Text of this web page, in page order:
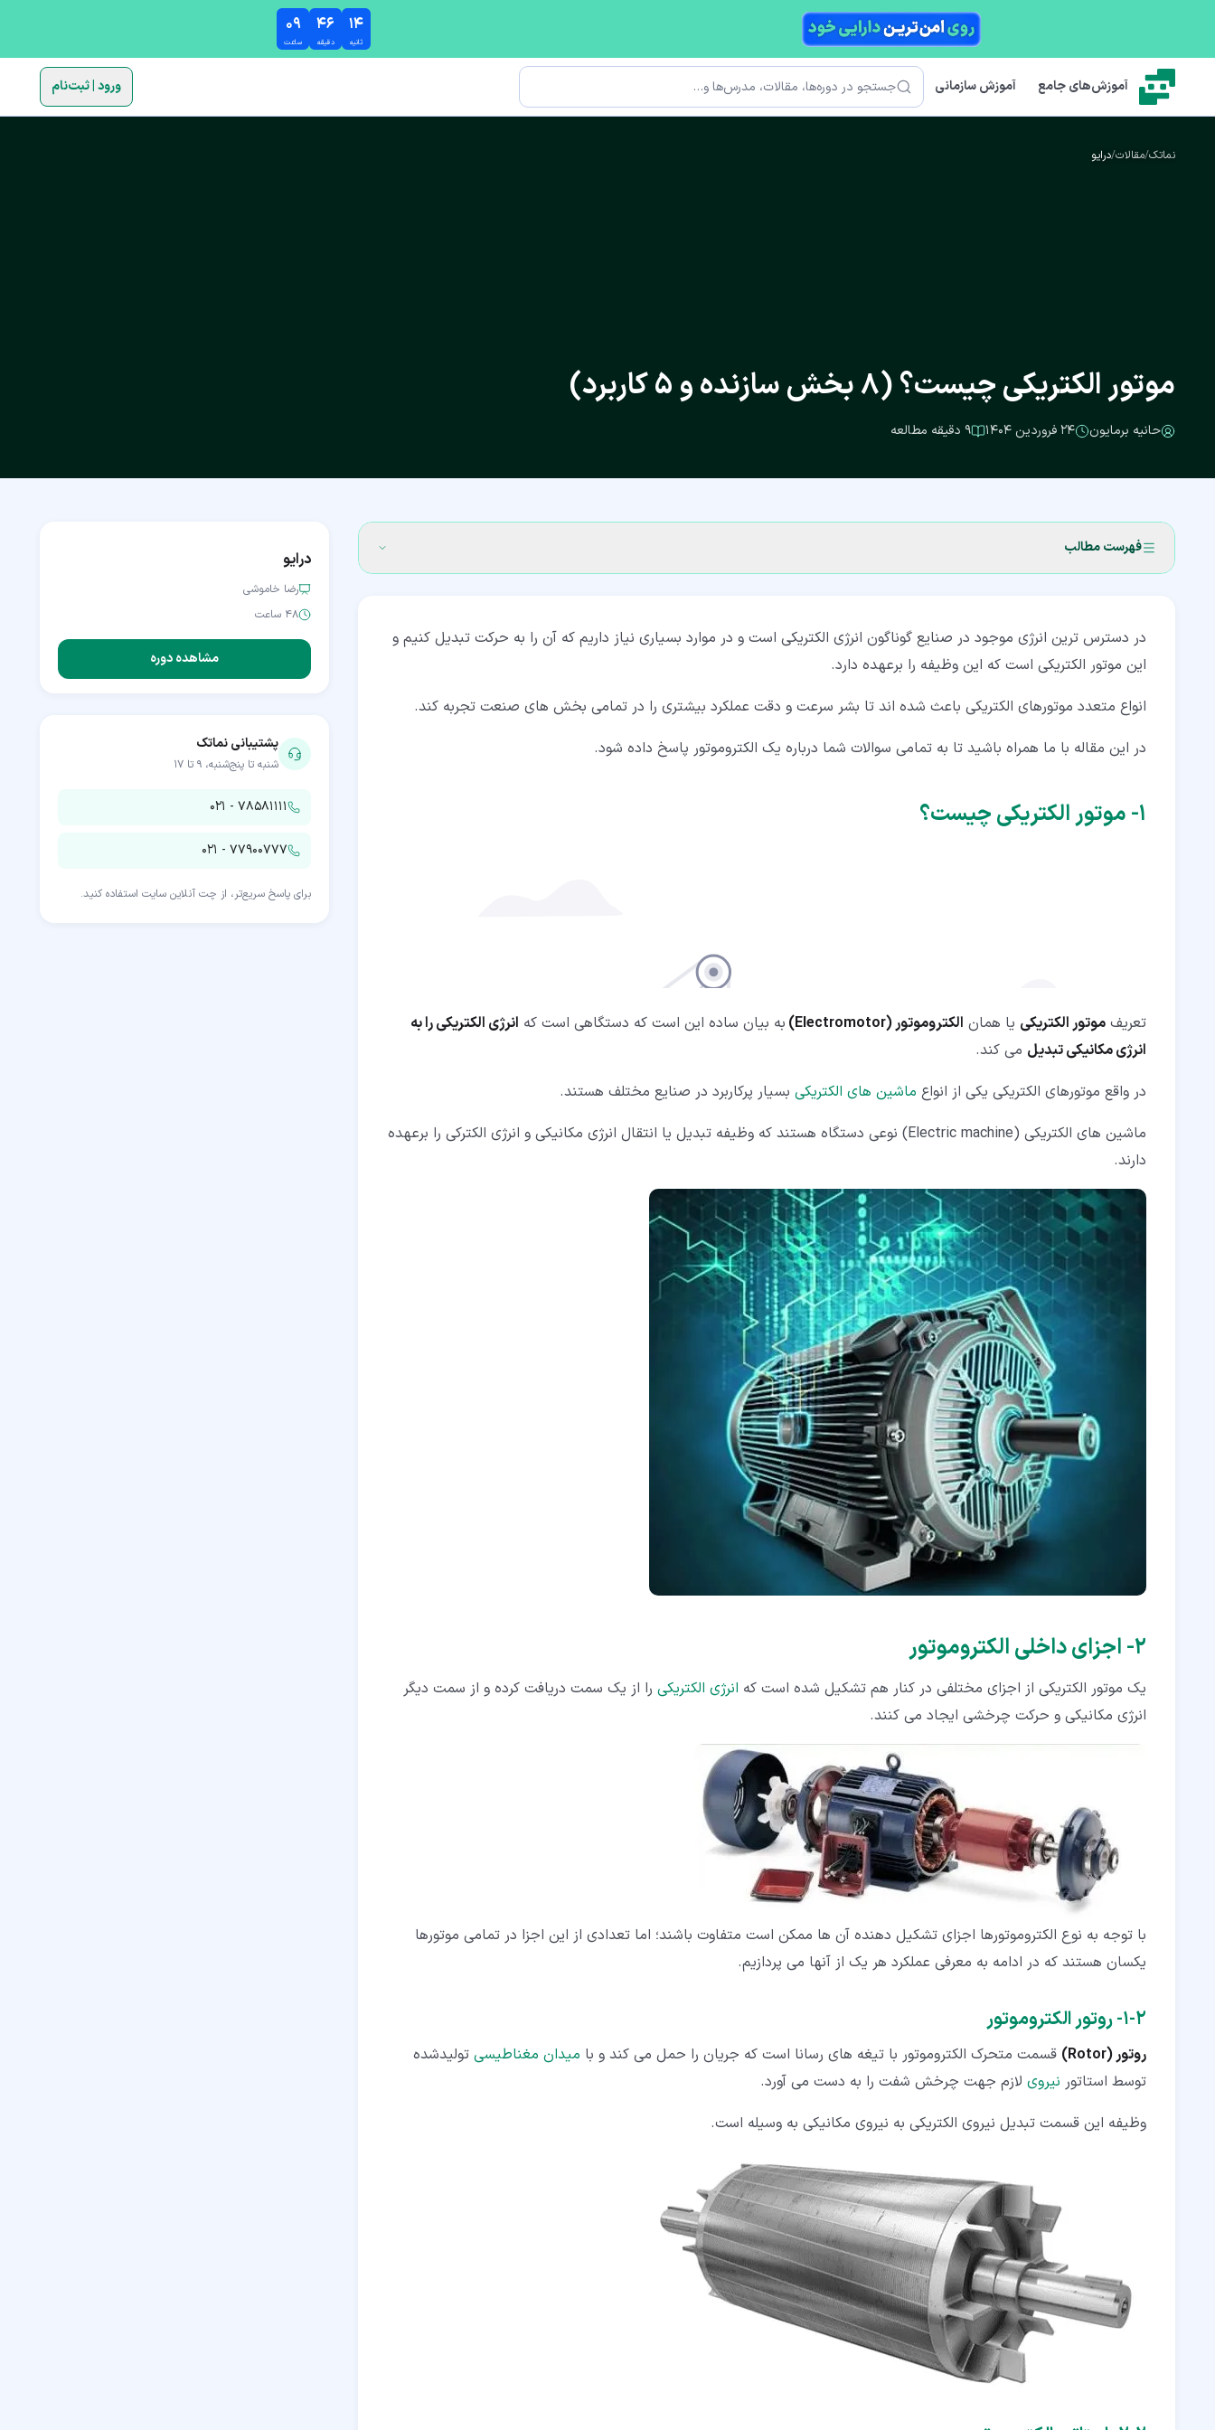
۰۹
ساعت
۴۶
دقیقه
۱۳
ثانیه
آموزش‌های جامع آموزش سازمانی جستجو ورود | ثبت‌نام
نماتک/مقالات/درایو
موتور الکتریکی چیست؟ (8 بخش سازنده و 5 کاربرد)
حانیه برمایون ۲۴ فروردین ۱۴۰۴ ۹ دقیقه مطالعه
فهرست مطالب
۲‏- اجزای داخلی الکتروموتور
۲‏-‏۲‏- استاتور الکتروموتور
۲‏-‏۳‏- بلبرینگ الکتروموتور
۲‏-‏۵‏- منبع تغذیه الکتروموتور
۴‏-‏۴‏- موتور های پله ای
در دسترس ترین انرژی موجود در صنایع گوناگون انرژی الکتریکی است و در موارد بسیاری نیاز داریم که آن را به حرکت تبدیل کنیم و
این موتور الکتریکی است که این وظیفه را برعهده دارد.
انواع متعدد موتورهای الکتریکی باعث شده اند تا بشر سرعت و دقت عملکرد بیشتری را در تمامی بخش های صنعت تجربه کند.
در این مقاله با ما همراه باشید تا به تمامی سوالات شما درباره یک الکتروموتور پاسخ داده شود.
۱‏- موتور الکتریکی چیست؟
تعریف موتور الکتریکی یا همان الکتروموتور (Electromotor) به بیان ساده این است که دستگاهی است که انرژی الکتریکی را به
انرژی مکانیکی تبدیل می کند.
در واقع موتورهای الکتریکی یکی از انواع ماشین های الکتریکی بسیار پرکاربرد در صنایع مختلف هستند.
ماشین های الکتریکی (Electric machine) نوعی دستگاه هستند که وظیفه تبدیل یا انتقال انرژی مکانیکی و انرژی الکترکی را برعهده
دارند.
۲‏- اجزای داخلی الکتروموتور
یک موتور الکتریکی از اجزای مختلفی در کنار هم تشکیل شده است که انرژی الکتریکی را از یک سمت دریافت کرده و از سمت دیگر
انرژی مکانیکی و حرکت چرخشی ایجاد می کنند.
با توجه به نوع الکتروموتورها اجزای تشکیل دهنده آن ها ممکن است متفاوت باشند؛ اما تعدادی از این اجزا در تمامی موتورها
یکسان هستند که در ادامه به معرفی عملکرد هر یک از آنها می پردازیم.
۲‏-‏۱‏- روتور الکتروموتور
روتور (Rotor) قسمت متحرک الکتروموتور با تیغه های رسانا است که جریان را حمل می کند و با میدان مغناطیسی تولیدشده
توسط استاتور نیروی لازم جهت چرخش شفت را به دست می آورد.
وظیفه این قسمت تبدیل نیروی الکتریکی به نیروی مکانیکی به وسیله است.
درایو
رضا خاموشی
۴۸ ساعت
مشاهده دوره
پشتیبانی نماتک
شنبه تا پنج‌شنبه، ۹ تا ۱۷
۰۲۱ - ۷۸۵۸۱۱۱۱
۰۲۱ - ۷۷۹۰۰۷۷۷
برای پاسخ سریع‌تر، از چت آنلاین سایت استفاده کنید.